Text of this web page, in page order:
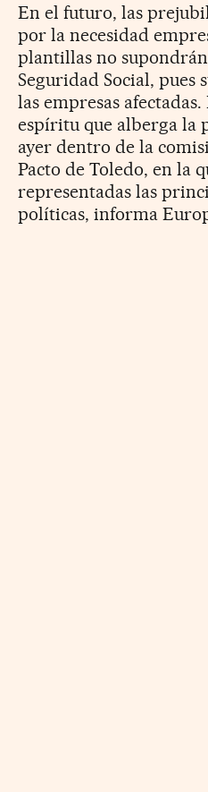
En el futuro, las
por la necesidad
plantillas no
Seguridad Social, pues
las empresas afectadas.
espíritu que alberga la
ayer dentro de la
Pacto de Toledo, en la
representadas las
políticas, informa